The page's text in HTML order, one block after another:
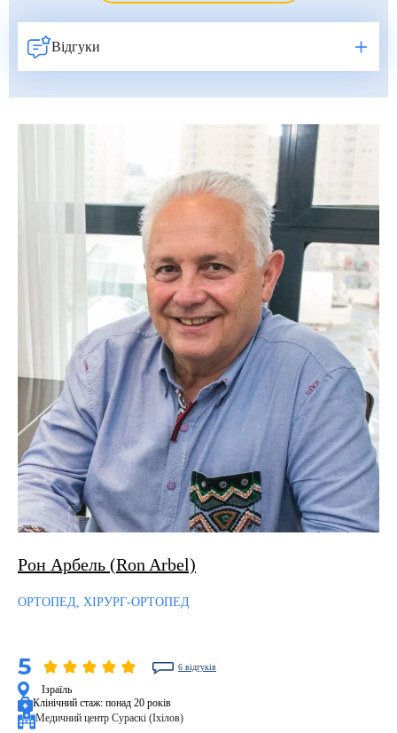
Відгуки
Рон Арбель (Ron Arbel)
ОРТОПЕД, ХІРУРГ-ОРТОПЕД
5 6 відгуків
Ізраїль
Клінічний стаж: понад 20 років
Медичний центр Сураскі (Іхілов)